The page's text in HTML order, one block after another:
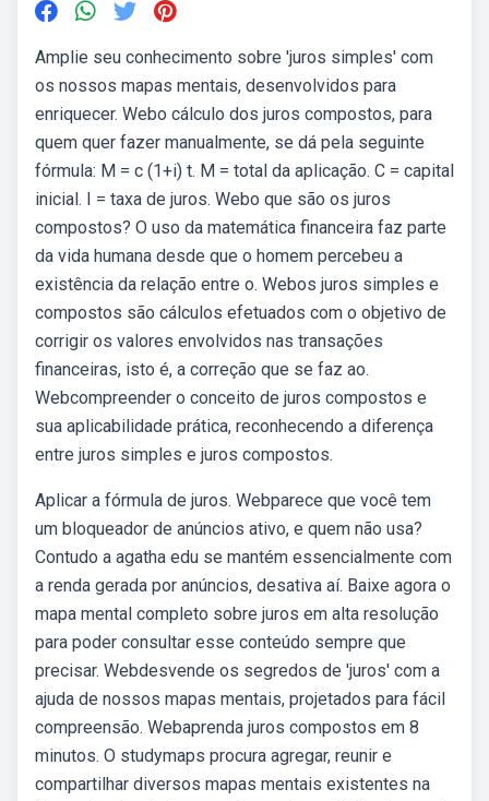
Amplie seu conhecimento sobre 'juros simples' com
os nossos mapas mentais, desenvolvidos para
enriquecer. Webo cálculo dos juros compostos, para
quem quer fazer manualmente, se dá pela seguinte
fórmula: M = c (1+i) t. M = total da aplicação. C = capital
inicial. I = taxa de juros. Webo que são os juros
compostos? O uso da matemática financeira faz parte
da vida humana desde que o homem percebeu a
existência da relação entre o. Webos juros simples e
compostos são cálculos efetuados com o objetivo de
corrigir os valores envolvidos nas transações
financeiras, isto é, a correção que se faz ao.
Webcompreender o conceito de juros compostos e
sua aplicabilidade prática, reconhecendo a diferença
entre juros simples e juros compostos.
Aplicar a fórmula de juros. Webparece que você tem
um bloqueador de anúncios ativo, e quem não usa?
Contudo a agatha edu se mantém essencialmente com
a renda gerada por anúncios, desativa aí. Baixe agora o
mapa mental completo sobre juros em alta resolução
para poder consultar esse conteúdo sempre que
precisar. Webdesvende os segredos de 'juros' com a
ajuda de nossos mapas mentais, projetados para fácil
compreensão. Webaprenda juros compostos em 8
minutos. O studymaps procura agregar, reunir e
compartilhar diversos mapas mentais existentes na